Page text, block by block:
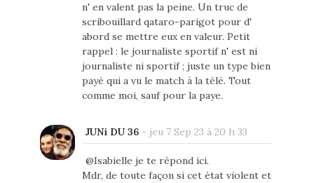
n' en valent pas la peine. Un truc de
scribouillard qataro-parigot pour d'
abord se mettre eux en valeur. Petit
rappel : le journaliste sportif n' est ni
journaliste ni sportif ; juste un type bien
payé qui a vu le match à la télé. Tout
comme moi, sauf pour la paye.
JUNi DU 36- jeu 7 Sep 23 à 20 h 33
@Isabielle je te répond ici.
Mdr, de toute façon si cet état violent et